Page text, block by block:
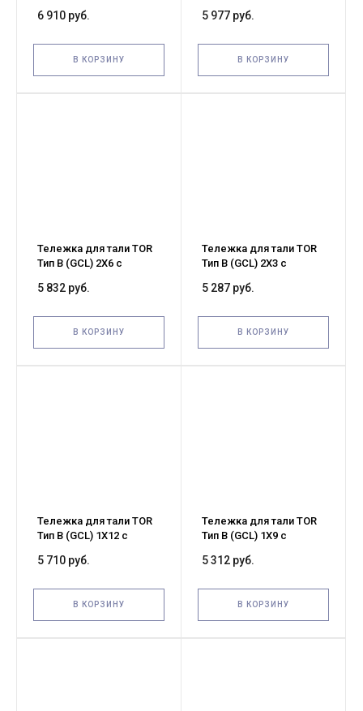
передвижения (G)
6 910 руб.
В КОРЗИНУ
передвижения (G)
5 977 руб.
В КОРЗИНУ
Тележка для тали TOR
Тип В (GCL) 2Х6 с
передвижения (G)
5 832 руб.
В КОРЗИНУ
Тележка для тали TOR
Тип В (GCL) 2Х3 с
передвижения (G)
5 287 руб.
В КОРЗИНУ
Тележка для тали TOR
Тип В (GCL) 1Х12 с
передвижения (G)
5 710 руб.
В КОРЗИНУ
Тележка для тали TOR
Тип В (GCL) 1Х9 с
передвижения (G)
5 312 руб.
В КОРЗИНУ